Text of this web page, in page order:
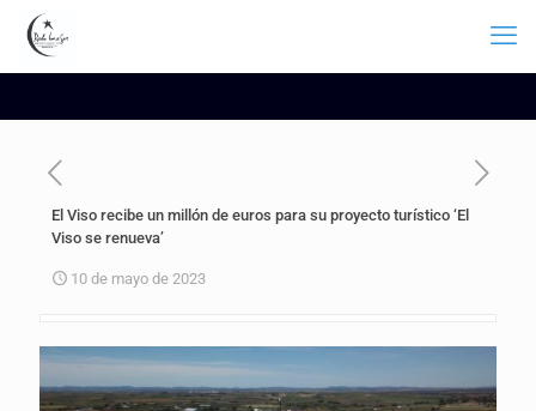
El Viso recibe un millón de euros para su proyecto turístico ‘El
Viso se renueva’
10 de mayo de 2023